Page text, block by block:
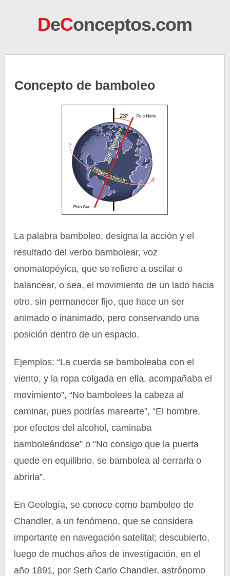
DeConceptos.com
Concepto de bamboleo
La palabra bamboleo, designa la acción y el
resultado del verbo bambolear, voz
onomatopéyica, que se refiere a oscilar o
balancear, o sea, el movimiento de un lado hacia
otro, sin permanecer fijo, que hace un ser
animado o inanimado, pero conservando una
posición dentro de un espacio.
Ejemplos: “La cuerda se bamboleaba con el
viento, y la ropa colgada en ella, acompañaba el
movimiento”, “No bambolees la cabeza al
caminar, pues podrías marearte”, “El hombre,
por efectos del alcohol, caminaba
bamboleándose” o “No consigo que la puerta
quede en equilibrio, se bambolea al cerrarla o
abrirla”.
En Geología, se conoce como bamboleo de
Chandler, a un fenómeno, que se considera
importante en navegación satelital; descubierto,
luego de muchos años de investigación, en el
año 1891, por Seth Carlo Chandler, astrónomo